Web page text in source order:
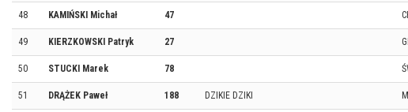
48 KAMIŃSKI Michał 47
49 KIERZKOWSKI Patryk 27
50 STUCKI Marek 78
51 DRĄŻEK Paweł 188 DZIKIE DZIKI